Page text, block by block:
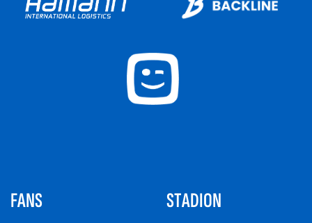
FANS STADION